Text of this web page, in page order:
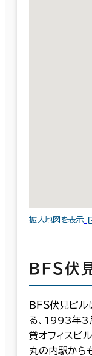
拡大地図を表示
ＢＦＳ
ＢＦＳ伏見ビ
る、1993年3
貸オフィスビ
丸の内駅から